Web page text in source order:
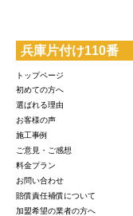
兵庫片付け110番
トップページ
初めての方へ
選ばれる理由
お客様の声
施工事例
ご意見・ご感想
料金プラン
お問い合わせ
賠償責任補償について
加盟希望の業者の方へ